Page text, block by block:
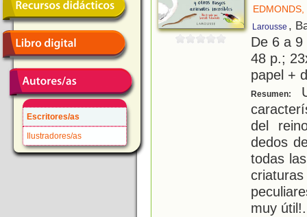
Escritores/as
Ilustradores/as
EDMONDS,
Larousse ,
De 6 a
48 p.;
papel +
Resumen:
del
dedos
todas
muy útil!